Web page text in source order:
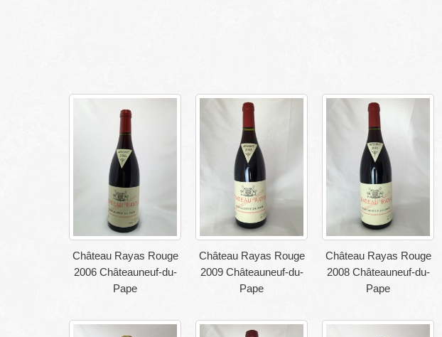
Château Rayas Rouge
2006 Châteauneuf-du-
Pape
Château Rayas Rouge
2009 Châteauneuf-du-
Pape
Château Rayas Rouge
2008 Châteauneuf-du-
Pape